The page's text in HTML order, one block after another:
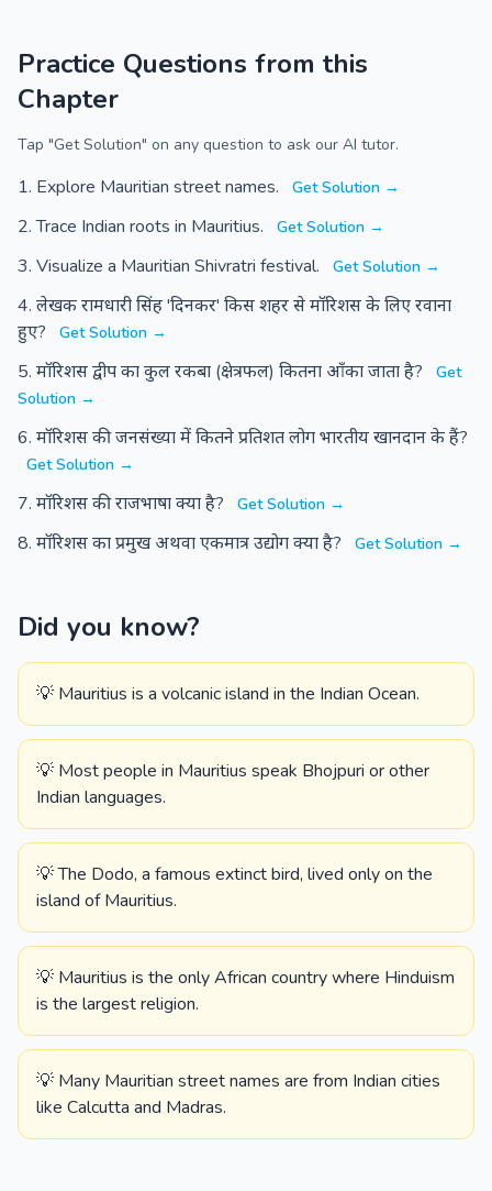
Practice Questions from this
Chapter
Tap "Get Solution" on any question to ask our AI tutor.
Explore Mauritian street names. Get Solution →
Trace Indian roots in Mauritius. Get Solution →
Visualize a Mauritian Shivratri festival. Get Solution →
लेखक रामधारी सिंह 'दिनकर' किस शहर से मॉरिशस के लिए रवाना
हुए?
Get Solution →
मॉरिशस द्वीप का कुल रकबा (क्षेत्रफल) कितना आँका जाता है?
Get
Solution →
मॉरिशस की जनसंख्या में कितने प्रतिशत लोग भारतीय खानदान के हैं?
Get Solution →
मॉरिशस की राजभाषा क्या है? Get Solution →
मॉरिशस का प्रमुख अथवा एकमात्र उद्योग क्या है? Get Solution →
Did you know?
💡 Mauritius is a volcanic island in the Indian Ocean.
💡 Most people in Mauritius speak Bhojpuri or other
Indian languages.
💡 The Dodo, a famous extinct bird, lived only on the
island of Mauritius.
💡 Mauritius is the only African country where Hinduism
is the largest religion.
💡 Many Mauritian street names are from Indian cities
like Calcutta and Madras.